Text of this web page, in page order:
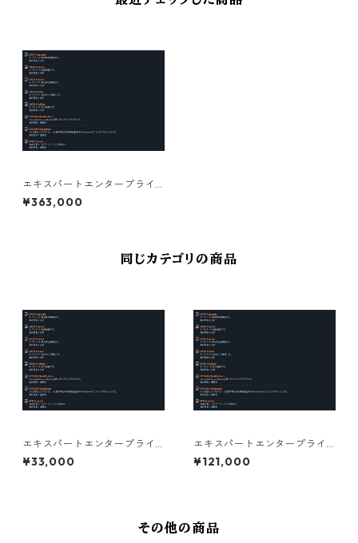
エキスパートエンタープライ
ズサブスクリプションライセ
ンス 1年 法人（過去3年平均年
¥363,000
同じカテゴリの商品
エキスパートエンタープライ
ズサブスクリプションライセ
ンス 1年 個人向け
¥33,000
エキスパートエンタープライ
ズサブスクリプションライセ
ンス 1年 法人（過去3年平均年
¥121,000
その他の商品